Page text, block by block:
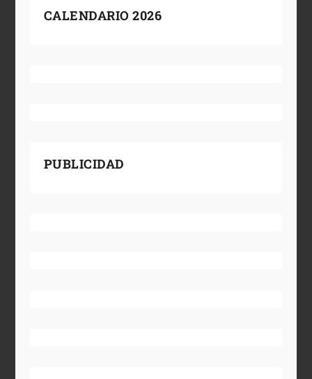
CALENDARIO 2026
PUBLICIDAD